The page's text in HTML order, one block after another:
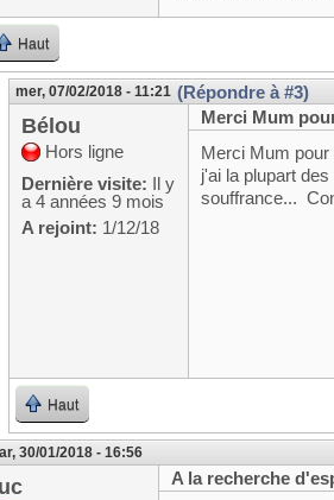
Haut
mer, 07/02/2018 - 11:21 (Répondre à #3)
Bélou
Hors ligne
Dernière visite: Il y
a 4 années 9 mois
A rejoint: 1/12/18
Merci Mum
Merci Mum pour
j'ai la plupart
souffrance...
Haut
30/01/2018 - 16:56
A la recherche